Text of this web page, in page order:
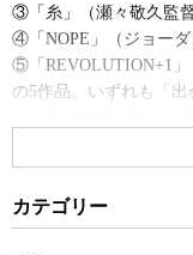
③「糸」（瀬々敬久監督
④「NOPE」（ジョーダ
⑤「REVOLUTION+1」
の5作品。いずれも「
なお、番組冒頭では、
で取材した神保哲生に
カテゴリー